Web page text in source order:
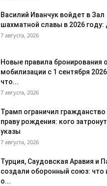
Василий Иванчук войдет в Зал
шахматной славы в 2026 году:
7 августа, 2026
Новые правила бронирования
мобилизации с 1 сентября
что...
7 августа, 2026
Трамп ограничил
праву рождения: кого
указы
7 августа, 2026
Турция, Саудовская Аравия и
создали оборонный союз: что
о...